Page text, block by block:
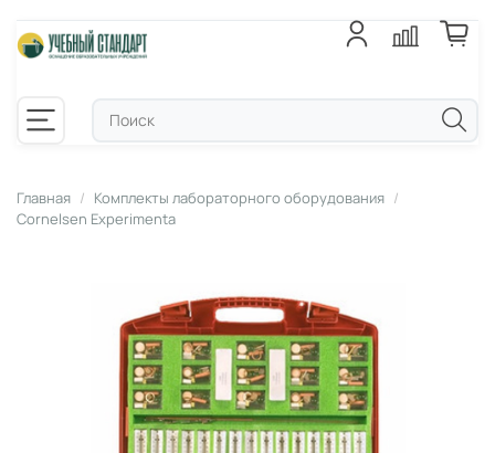
Главная
Комплекты лабораторного оборудования
Cornelsen Experimenta